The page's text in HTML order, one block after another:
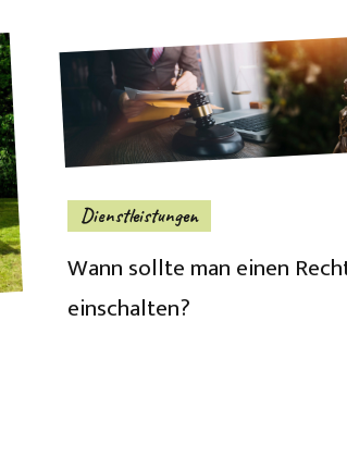
Dienstleistungen
Wann sollte man einen
einschalten?